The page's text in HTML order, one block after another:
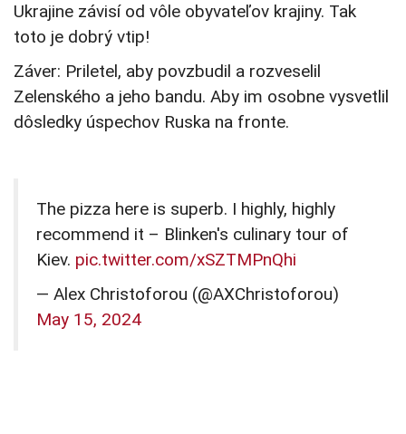
Ukrajine závisí od vôle obyvateľov krajiny. Tak
toto je dobrý vtip!
Záver: Priletel, aby povzbudil a rozveselil
Zelenského a jeho bandu. Aby im osobne vysvetlil
dôsledky úspechov Ruska na fronte.
The pizza here is superb. I highly, highly
recommend it – Blinken's culinary tour of
Kiev. pic.twitter.com/xSZTMPnQhi
— Alex Christoforou (@AXChristoforou)
May 15, 2024